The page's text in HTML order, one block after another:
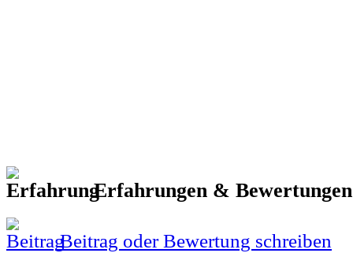
Erfahrungen &
Beitrag oder Bewertung schreiben